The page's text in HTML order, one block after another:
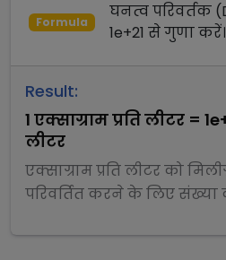
Formula
घनत्व परिवर्तक
1e+21 सेगुणाकरें।
Result:
1 एक्साग्राम प्रति लीटर =
लीटर
एक्साग्राम प्रति लीटरको
परिवर्तित करने के लिए संख्या